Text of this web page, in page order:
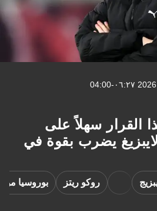
القرار سهلاً على
يضرب بقوة في
روكو ريتز بوروسيا